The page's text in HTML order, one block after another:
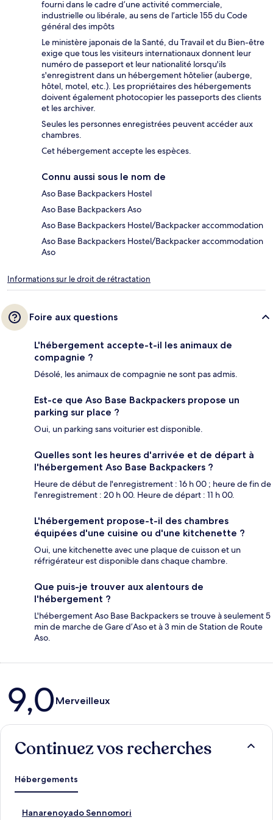
fourni dans le cadre d’une activité commerciale,
industrielle ou libérale, au sens de l’article 155 du Code
général des impôts
Le ministère japonais de la Santé, du Travail et du Bien-être
exige que tous les visiteurs internationaux donnent leur
numéro de passeport et leur nationalité lorsqu'ils
s'enregistrent dans un hébergement hôtelier (auberge,
hôtel, motel, etc.). Les propriétaires des hébergements
doivent également photocopier les passeports des clients
et les archiver.
Seules les personnes enregistrées peuvent accéder aux
chambres.
Cet hébergement accepte les espèces.
Connu aussi sous le nom de
Aso Base Backpackers Hostel
Aso Base Backpackers Aso
Aso Base Backpackers Hostel/Backpacker accommodation
Aso Base Backpackers Hostel/Backpacker accommodation
Aso
Informations sur le droit de rétractation
Foire aux questions
L'hébergement accepte-t-il les animaux de
compagnie ?
Désolé, les animaux de compagnie ne sont pas admis.
Est-ce que Aso Base Backpackers propose un
parking sur place ?
Oui, un parking sans voiturier est disponible.
Quelles sont les heures d'arrivée et de départ à
l'hébergement Aso Base Backpackers ?
Heure de début de l'enregistrement : 16 h 00 ; heure de fin de
l'enregistrement : 20 h 00. Heure de départ : 11 h 00.
L'hébergement propose-t-il des chambres
équipées d'une cuisine ou d'une kitchenette ?
Oui, une kitchenette avec une plaque de cuisson et un
réfrigérateur est disponible dans chaque chambre.
Que puis-je trouver aux alentours de
l'hébergement ?
L'hébergement Aso Base Backpackers se trouve à seulement 5
min de marche de Gare d’Aso et à 3 min de Station de Route
Aso.
Avis
9,0Merveilleux
Continuez vos recherches
Hébergements
Hanarenoyado Sennomori
L